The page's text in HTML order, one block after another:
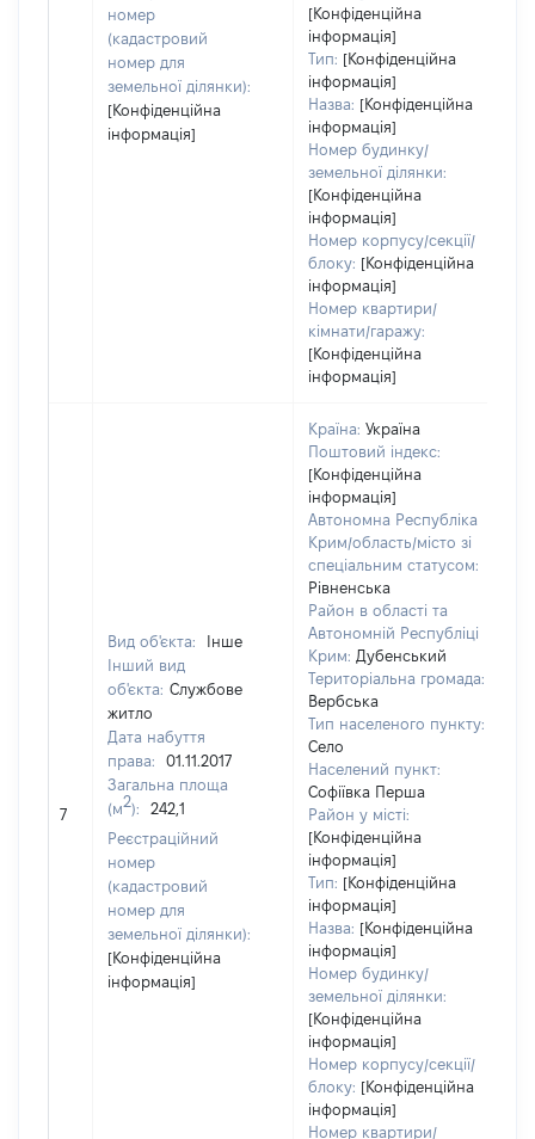
номер
(кадастровий
номер для
земельної ділянки):
[Конфіденційна
інформація]
[Конфіденційна
інформація]
Тип: [Конфіденційна
інформація]
Назва: [Конфіденційна
інформація]
Номер будинку/
земельної ділянки:
[Конфіденційна
інформація]
Номер корпусу/секції/
блоку: [Конфіденційна
інформація]
Номер квартири/
кімнати/гаражу:
[Конфіденційна
інформація]
7
Вид об'єкта:
Інше
Інший вид
об'єкта: Службове
житло
Дата набуття
права:
01.11.2017
Загальна площа
(м2):
242,1
Реєстраційний
номер
(кадастровий
номер для
земельної ділянки):
[Конфіденційна
інформація]
Країна: Україна
Поштовий індекс:
[Конфіденційна
інформація]
Автономна Республіка
Крим/область/місто зі
спеціальним статусом:
Рівненська
Район в області та
Автономній Республіці
Крим: Дубенський
Територіальна громада:
Вербська
Тип населеного пункту:
Село
Населений пункт:
Софіївка Перша
Район у місті:
[Конфіденційна
інформація]
Тип: [Конфіденційна
інформація]
Назва: [Конфіденційна
інформація]
Номер будинку/
земельної ділянки:
[Конфіденційна
інформація]
Номер корпусу/секції/
блоку: [Конфіденційна
інформація]
Номер квартири/